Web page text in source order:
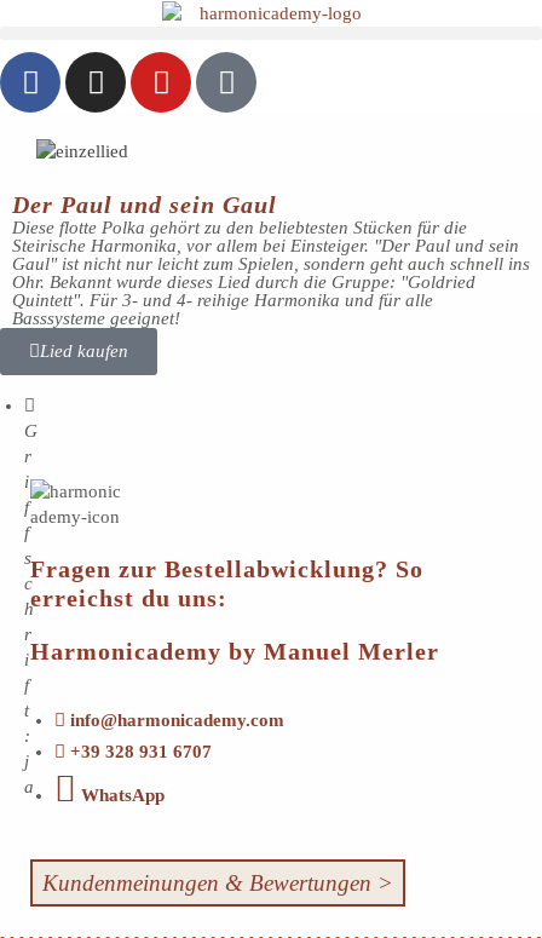
Der Paul und sein Gaul
Diese flotte Polka gehört zu den beliebtesten Stücken für die
Steirische Harmonika, vor allem bei Einsteiger. "Der Paul und sein
Gaul" ist nicht nur leicht zum Spielen, sondern geht auch schnell ins
Ohr. Bekannt wurde dieses Lied durch die Gruppe: "Goldried
Quintett". Für 3- und 4- reihige Harmonika und für alle
Basssysteme geeignet!
Lied kaufen
G
r
i
f
f
s
c
h
r
i
f
t
:
j
a
Fragen zur Bestellabwicklung? So
erreichst du uns:
Harmonicademy by Manuel Merler
info@harmonicademy.com
+39 328 931 6707
WhatsApp
Kundenmeinungen & Bewertungen >